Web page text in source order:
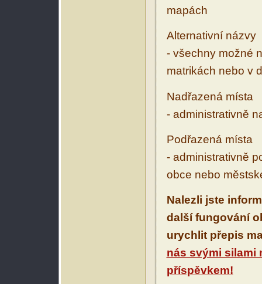
mapách
Alternativní názvy
- všechny možné
matrikách nebo v
Nadřazená místa
- administrativně
Podřazená místa
- administrativně
obce nebo
Nalezli jste
další fungování
urychlit přepis
nás svými silami
příspěvkem!